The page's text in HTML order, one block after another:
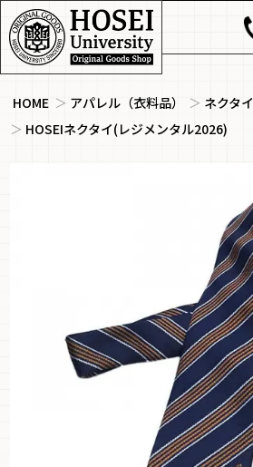
HOME ＞ アパレル（衣料品） ＞ ネクタイ
＞ HOSEIネクタイ(レジメンタル2026)